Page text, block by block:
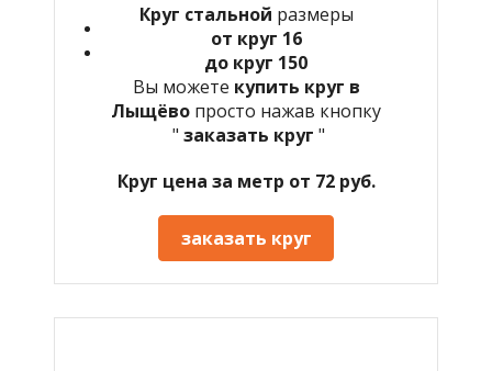
Круг стальной размеры
от круг 16
до круг 150
Вы можете купить круг в
Лыщёво просто нажав кнопку
" заказать круг "
Круг цена за метр от 72 руб.
заказать круг